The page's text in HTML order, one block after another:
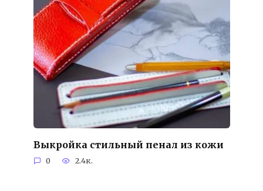
Выкройка стильный пенал из кожи
0 2.4к.